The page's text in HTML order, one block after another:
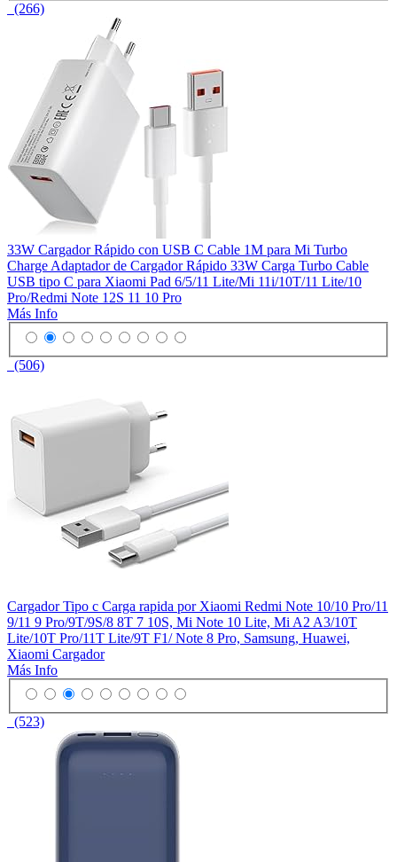
(266)
33W Cargador Rápido con USB C Cable 1M para Mi Turbo
Charge Adaptador de Cargador Rápido 33W Carga Turbo Cable
USB tipo C para Xiaomi Pad 6/5/11 Lite/Mi 11i/10T/11 Lite/10
Pro/Redmi Note 12S 11 10 Pro
Más Info
(506)
Cargador Tipo c Carga rapida por Xiaomi Redmi Note 10/10 Pro/11
9/11 9 Pro/9T/9S/8 8T 7 10S, Mi Note 10 Lite, Mi A2 A3/10T
Lite/10T Pro/11T Lite/9T F1/ Note 8 Pro, Samsung, Huawei,
Xiaomi Cargador
Más Info
(523)